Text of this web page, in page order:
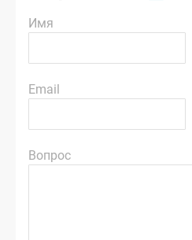
Имя
Email
Вопрос